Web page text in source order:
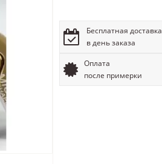
Бесплатная доставка
в день заказа
Оплата
после примерки